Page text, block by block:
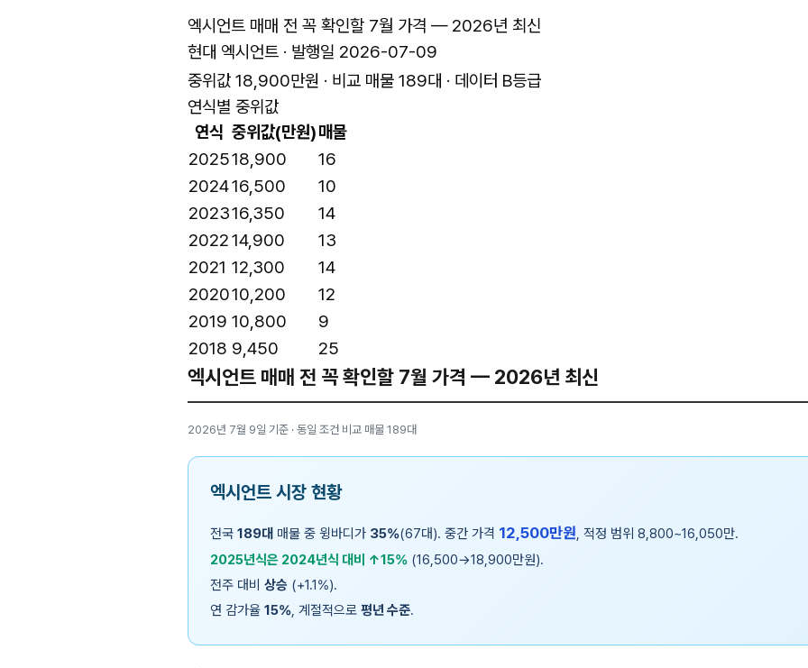
엑시언트 매매 전 꼭 확인할 7월 가격 — 2026년 최신
현대 엑시언트 · 발행일 2026-07-09
중위값 18,900만원 · 비교 매물 189대 · 데이터 B등급
연식별 중위값
연식 중위값(만원)매물
202518,900
16
202416,500
10
202316,350
14
202214,900
13
2021 12,300
14
202010,200
12
2019 10,800
9
2018 9,450 25
엑시언트 매매 전 꼭 확인할 7월 가격 — 2026년 최신
2026년 7월 9일 기준 · 동일 조건 비교 매물 189대
엑시언트 시장 현황
전국 189대 매물 중 윙바디가 35%(67대). 중간 가격 12,500만원, 적정 범위 8,800~16,050만.
2025년식은 2024년식 대비 ↑15% (16,500→18,900만원).
전주 대비 상승 (+1.1%).
연 감가율 15%, 계절적으로 평년 수준.